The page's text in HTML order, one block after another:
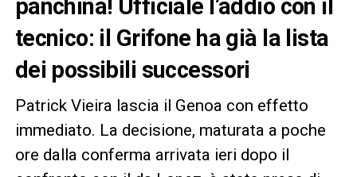
panchina! Ufficiale l’addio con il
tecnico: il Grifone ha già la lista
dei possibili successori
Patrick Vieira lascia il Genoa con effetto
immediato. La decisione, maturata a poche
ore dalla conferma arrivata ieri dopo il